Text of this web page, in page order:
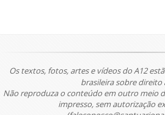
Os textos, fotos, artes e vídeos do A12
brasileira sobre direito
Não reproduza o conteúdo em outro meio
impresso, sem autorização